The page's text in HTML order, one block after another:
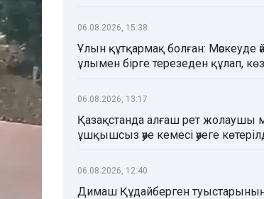
06.08.2026, 15:38
Ұлын құтқармақ болған: Мәскеуде
ұлымен бірге терезеден құлап,
06.08.2026, 13:17
Қазақстанда алғаш рет жолаушы
ұшқышсыз әуе кемесі әуеге
06.08.2026, 12:40
Димаш Құдайберген